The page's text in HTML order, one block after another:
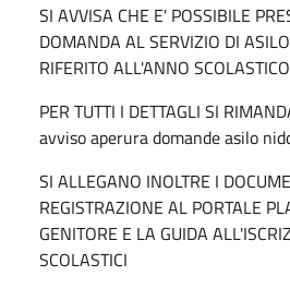
SI AVVISA CHE E' POSSIBILE
DOMANDA AL SERVIZIO DI
RIFERITO ALL'ANNO
PER TUTTI I DETTAGLI SI
avviso aperura domande asilo
SI ALLEGANO INOLTRE I
REGISTRAZIONE AL PORTALE
GENITORE E LA GUIDA
SCOLASTICI